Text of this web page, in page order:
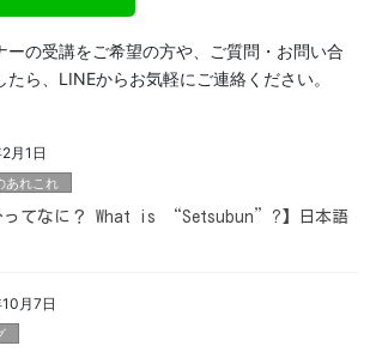
ーの受講をご希望の方や、ご質問・お問い合
ら、LINEからお気軽にご連絡ください。
月1日
あれこれ
ってなに？ What is “Setsubun”?】日本語
月7日